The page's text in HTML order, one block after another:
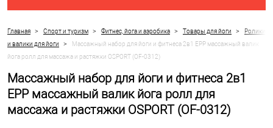
Главная > Спорт и туризм > Фитнес, йога и аэробика > Товары для йоги >
Ролики
и валики для йоги
>
Массажный набор для йоги и фитнеса 2в1 EPP массажный валик
йога ролл для массажа и растяжки OSPORT (OF-0312)
Массажный набор для йоги и фитнеса 2в1
EPP массажный валик йога ролл для
массажа и растяжки OSPORT (OF-0312)